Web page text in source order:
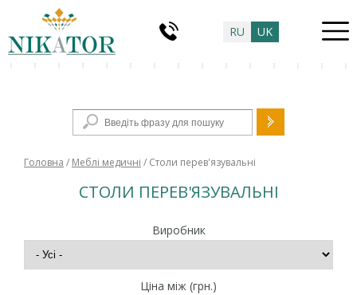
RU UK
Пошукова форма
Головна / Меблі медичні / Столи перев'язувальні
СТОЛИ ПЕРЕВ'ЯЗУВАЛЬНІ
Виробник
Ціна між (грн.)